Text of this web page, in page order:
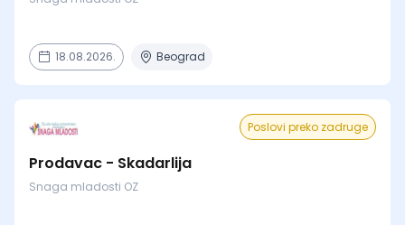
18.08.2026. Beograd
Poslovi preko zadruge
Prodavac - Skadarlija
Snaga mladosti OZ